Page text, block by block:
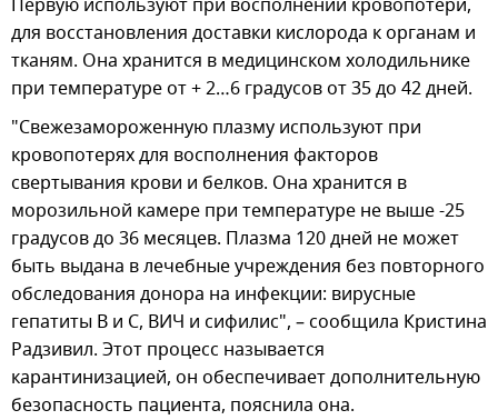
для восстановления доставки кислорода к органам и
тканям. Она хранится в медицинском холодильнике
при температуре от + 2…6 градусов от 35 до 42 дней.
"Свежезамороженную плазму используют при
кровопотерях для восполнения факторов
свертывания крови и белков. Она хранится в
морозильной камере при температуре не выше -25
градусов до 36 месяцев. Плазма 120 дней не может
быть выдана в лечебные учреждения без повторного
обследования донора на инфекции: вирусные
гепатиты В и С, ВИЧ и сифилис", – сообщила Кристина
Радзивил. Этот процесс называется
карантинизацией, он обеспечивает дополнительную
безопасность пациента, пояснила она.